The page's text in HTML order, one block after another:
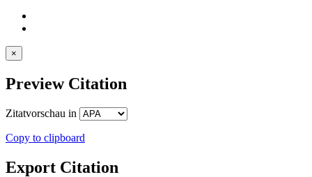
×
Preview Citation
Zitatvorschau in
Copy to clipboard
Export Citation